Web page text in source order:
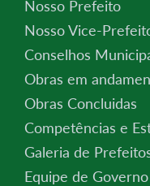
Nosso Prefeito
Nosso Vice-
Conselhos
Obras em
Obras Concluidas
Competências e
Galeria de
Equipe de Governo